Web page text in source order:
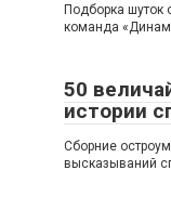
Подборка шуток
команда
50
истории
Сборние
высказываний